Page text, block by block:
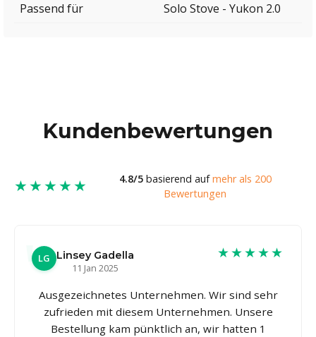
Passend für Solo Stove - Yukon 2.0
Kundenbewertungen
★★★★★ 4.8/5basierend aufmehr als 200
Bewertungen
LG
Linsey Gadella
11 Jan 2025
★★★★★
Ausgezeichnetes Unternehmen. Wir sind sehr
zufrieden mit diesem Unternehmen. Unsere
Bestellung kam pünktlich an, wir hatten 1